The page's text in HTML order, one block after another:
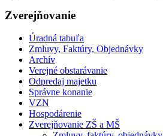
Zverejňovanie
Úradná tabuľa
Zmluvy, Faktúry, Objednávky
Archív
Verejné obstarávanie
Odpredaj majetku
Správne konanie
VZN
Hospodárenie
Zverejňovanie ZŠ a MŠ